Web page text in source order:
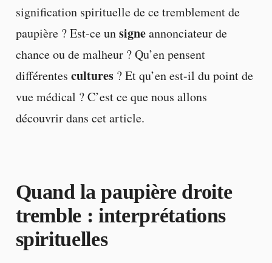
signification spirituelle de ce tremblement de
paupière ? Est-ce unsigneannonciateur de
chance ou de malheur ? Qu’en pensent
différentes cultures? Et qu’en est-il du point de
vue médical ? C’est ce que nous allons
découvrir dans cet article.
Quand la paupière droite
tremble : interprétations
spirituelles